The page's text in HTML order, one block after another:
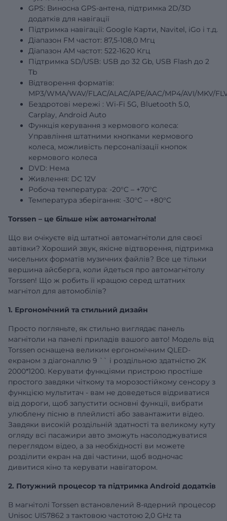
GPS: Виносна GPS-антена, підтримка 2D/3D
додатків для навігації
Підтримка навігації: Google Карти, Navitel, iGo і т.д.
Діапазон FM частот: 87,5-108,0 Мгц
Діапазон АМ частот: 522-1620 Кгц
Підтримка SD/USB: USB до 32 Gb, USB Flash до 2
Tb
Відтворення форматів:
MP3/WMA/WAV/FLAC/ALAC/APE/AAC/MP4/AVI/MKV/
Бездротові мережі : Wi-Fi 5G, Bluetooth 5.0,
Carplay, Android Auto
Функція керування з кермового колеса:
Управління штатними кнопками кермового
колеса, можливість персоналізації кнопок
кермового колеса
DVD: Нема
Живлення: DC 12V
Робоча температура: -20°C – +70°C
Температура зберігання: -30°C – +80°C
Torssen – це більше ніж автомагнітола!
Що ви очікуєте від штатної автомагнітоли для своєї
автівки? Хороший звук, якісне відтворення, підтримка
чисельних форматів музичних файлів? Все це тільки
вершина айсберга, коли йдеться про автомагнітолу
Torssen! Що ж робить її кращою серед штатних
магнітол для автомобілів?
1. Ергономічний та стильний дизайн
Просто погляньте, як стильно виглядає панель
магнітоли на панелі приладів вашого авто! Модель від
Torssen оснащена великим ергономічним QLED-
екраном з діагоналлю 9 `` і роздільною здатністю 2K
2000*1200. Керувати функціями пристрою простіше
простого завдяки чіткому та морозостійкому сенсору з
функцією мультитач - вам не доведеться відриватися
від дороги, щоб запустити основні функції, вибрати
улюблену пісню в плейлисті або завантажити відео.
Завдяки високій роздільній здатності та великому куту
огляду всі пасажири авто зможуть насолоджуватися
переглядом відео, а за необхідності ви можете
розділити екран на дві частини, щоб водночас
дивитися кіно та керувати навігатором.
2. Потужний процесор та підтримка Android додатків
В магнітолі Torssen встановлений 8-ядерний процесор
Unisoc UIS7862 з тактовою частотою 2,0 GHz та